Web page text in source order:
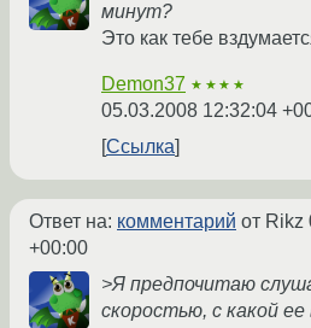
минут?
Это как тебе
Demon37 ★★★★
05.03.2008 12:32:04
Ссылка
Ответ на: комментарий от Rikz
+00:00
>Я предпочитаю
скоростью, с какой